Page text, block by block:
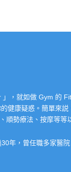
」，就如做 Gym 的
健康疑惑。簡單來説
勢療法、按摩等等
年，曾任職多家醫